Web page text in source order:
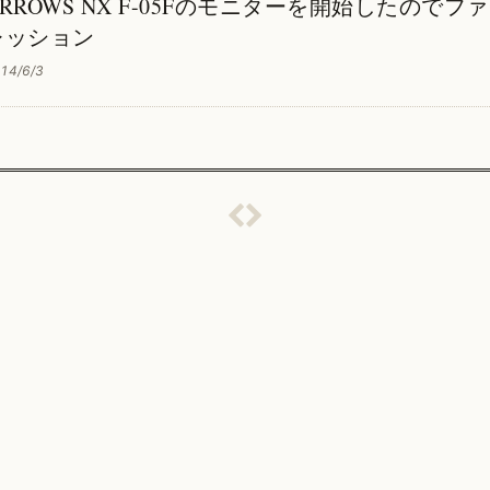
NX F-05Fのモニターを開始したのでフ
ション
6/3